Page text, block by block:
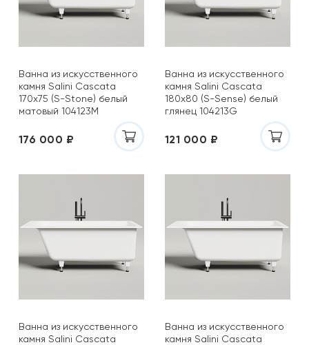
Ванна из искусственного
камня Salini Cascata
170x75 (S-Stone) белый
матовый 104123M
176 000 ₽
Ванна из искусственного
камня Salini Cascata
180x80 (S-Sense) белый
глянец 104213G
121 000 ₽
Ванна из искусственного
камня Salini Cascata
Ванна из искусственного
камня Salini Cascata